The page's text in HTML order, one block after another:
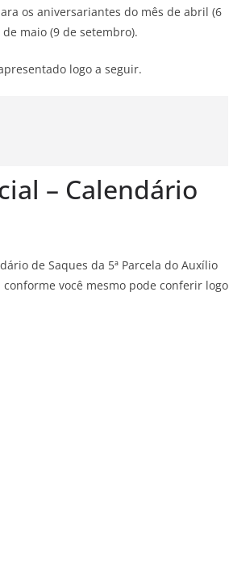
os aniversariantes do mês de abril (6
maio (9 de setembro).
logo a seguir.
– Calendário
de Saques da 5ª Parcela do Auxílio
você mesmo pode conferir logo